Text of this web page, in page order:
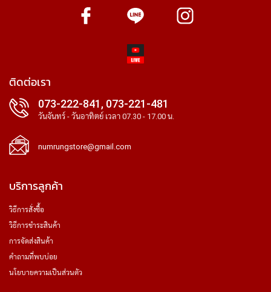
ติดต่อเรา
073-222-841, 073-221-481
วันจันทร์ - วันอาทิตย์ เวลา 07.30 - 17.00 น.
numrungstore@gmail.com
บริการลูกค้า
วิธีการสั่งซื้อ
วิธีการชำระสินค้า
การจัดส่งสินค้า
คำถามที่พบบ่อย
นโยบายความเป็นส่วนตัว